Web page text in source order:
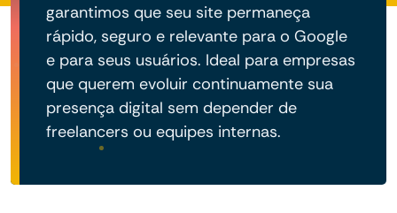
garantimos que seu site permaneça
rápido, seguro e relevante para o Google
e para seus usuários. Ideal para empresas
que querem evoluir continuamente sua
presença digital sem depender de
freelancers ou equipes internas.